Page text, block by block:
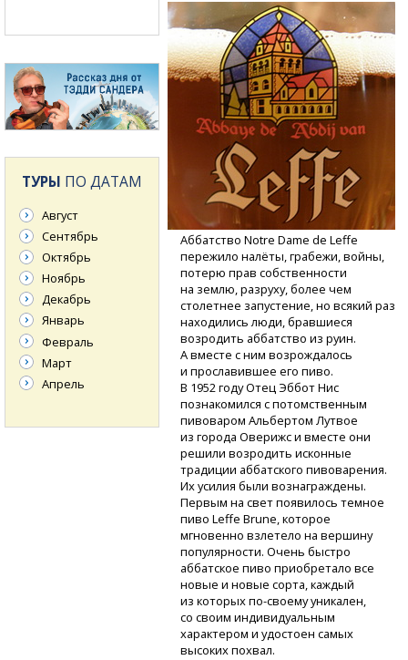
Аббатство Notre Dame de Leffe
пережило налёты, грабежи, войны,
потерю прав собственности
на землю, разруху, более чем
столетнее запустение, но всякий раз
находились люди, бравшиеся
возродить аббатство из руин.
А вместе с ним возрождалось
и прославившее его пиво.
В 1952 году Отец Эббот Нис
познакомился с потомственным
пивоваром Альбертом Лутвое
из города Оверижс и вместе они
решили возродить исконные
традиции аббатского пивоварения.
Их усилия были вознаграждены.
Первым на свет появилось темное
пиво Leffe Brune, которое
мгновенно взлетело на вершину
популярности. Очень быстро
аббатское пиво приобретало все
новые и новые сорта, каждый
из которыхпо-своемууникален,
со своим индивидуальным
характером и удостоен самых
высоких похвал.
ТУРЫ ПО ДАТАМ
Август
Сентябрь
Октябрь
Ноябрь
Декабрь
Январь
Февраль
Март
Апрель